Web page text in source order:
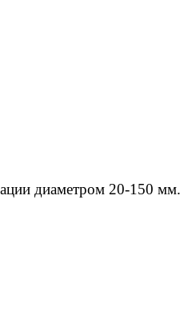
диаметром 20-150 мм.